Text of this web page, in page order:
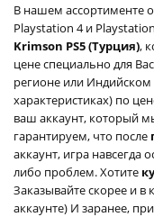
В нашем ассортименте
Playstation 4 и
Krimson PS5 (Турция),
цене специально для
регионе или Индийском
характеристиках) по
ваш аккаунт, который
гарантируем, что после
аккаунт, игра навсегда
либо проблем. Хотите
Заказывайте скорее и в
аккаунте) И заранее,